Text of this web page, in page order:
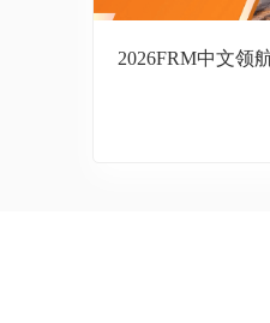
2026FRM中文领